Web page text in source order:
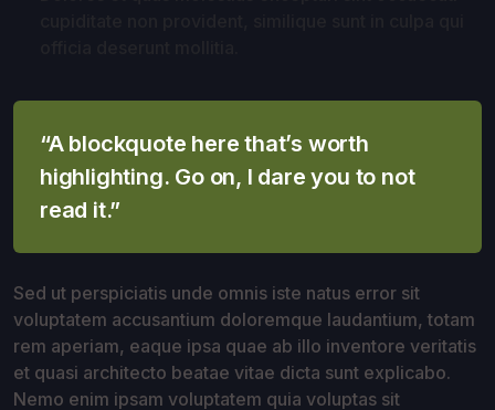
“A blockquote here that’s worth
highlighting. Go on, I dare you to not
read it.”
Sed ut perspiciatis unde omnis iste natus error sit
voluptatem accusantium doloremque laudantium, totam
rem aperiam, eaque ipsa quae ab illo inventore veritatis
et quasi architecto beatae vitae dicta sunt explicabo.
Nemo enim ipsam voluptatem quia voluptas sit